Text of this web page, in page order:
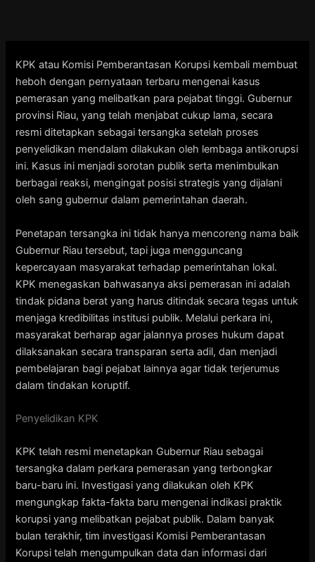
KPK atau Komisi Pemberantasan Korupsi kembali membuat
heboh dengan pernyataan terbaru mengenai kasus
pemerasan yang melibatkan para pejabat tinggi. Gubernur
provinsi Riau, yang telah menjabat cukup lama, secara
resmi ditetapkan sebagai tersangka setelah proses
penyelidikan mendalam dilakukan oleh lembaga antikorupsi
ini. Kasus ini menjadi sorotan publik serta menimbulkan
berbagai reaksi, mengingat posisi strategis yang dijalani
oleh sang gubernur dalam pemerintahan daerah.
Penetapan tersangka ini tidak hanya mencoreng nama baik
Gubernur Riau tersebut, tapi juga mengguncang
kepercayaan masyarakat terhadap pemerintahan lokal.
KPK menegaskan bahwasanya aksi pemerasan ini adalah
tindak pidana berat yang harus ditindak secara tegas untuk
menjaga kredibilitas institusi publik. Melalui perkara ini,
masyarakat berharap agar jalannya proses hukum dapat
dilaksanakan secara transparan serta adil, dan menjadi
pembelajaran bagi pejabat lainnya agar tidak terjerumus
dalam tindakan koruptif.
Penyelidikan KPK
KPK telah resmi menetapkan Gubernur Riau sebagai
tersangka dalam perkara pemerasan yang terbongkar
baru-baru ini. Investigasi yang dilakukan oleh KPK
mengungkap fakta-fakta baru mengenai indikasi praktik
korupsi yang melibatkan pejabat publik. Dalam banyak
bulan terakhir, tim investigasi Komisi Pemberantasan
Korupsi telah mengumpulkan data dan informasi dari